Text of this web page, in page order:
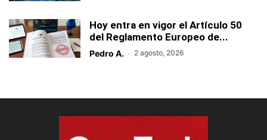
Hoy entra en vigor el Artículo 50
del Reglamento Europeo de...
Pedro A. - 2 agosto, 2026